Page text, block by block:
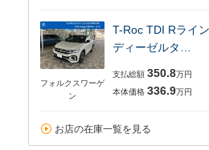
フォルクスワーゲ
ン
T-Roc TDI Rライン
ディーゼルタ…
支払総額 350.8万円
本体価格 336.9万円
お店の在庫一覧を見る